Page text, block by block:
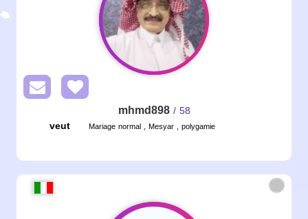
mhmd898 / 58
veut
Mariage normal , Mesyar , polygamie